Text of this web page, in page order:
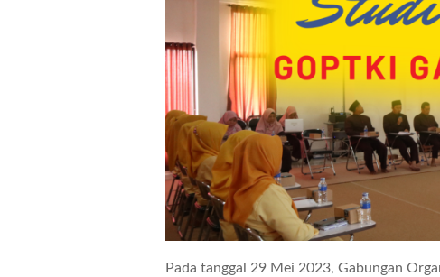
Pada tanggal 29 Mei 2023, Gabungan